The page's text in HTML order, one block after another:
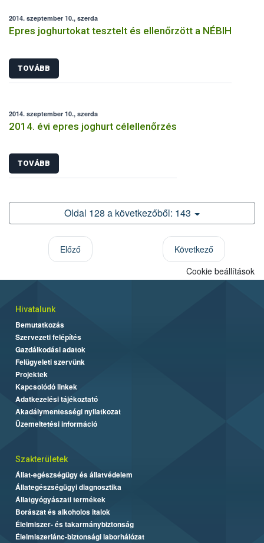
2014. szeptember 10., szerda
Epres joghurtokat tesztelt és ellenőrzött a NÉBIH
TOVÁBB
2014. szeptember 10., szerda
2014. évi epres joghurt célellenőrzés
TOVÁBB
Oldal 128 a következőből: 143
Előző
Következő
Cookie beállítások
Hivatalunk
Bemutatkozás
Szervezeti felépítés
Gazdálkodási adatok
Felügyeleti szervünk
Projektek
Kapcsolódó linkek
Adatkezelési tájékoztató
Akadálymentességi nyilatkozat
Üzemeltetési információ
Szakterületek
Állat-egészségügy és állatvédelem
Állategészségügyi diagnosztika
Állatgyógyászati termékek
Borászat és alkoholos italok
Élelmiszer- és takarmánybiztonság
Élelmiszerlánc-biztonsági laborhálózat